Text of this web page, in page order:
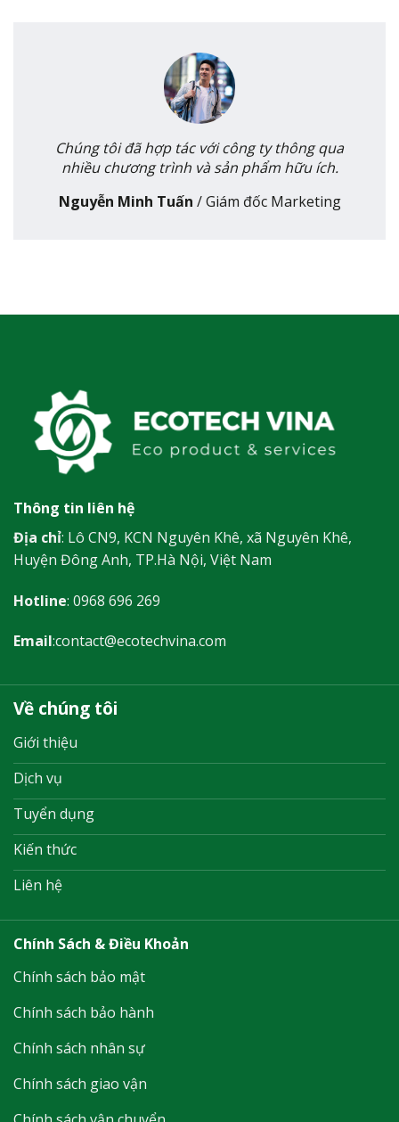
Chúng tôi đã hợp tác với công ty thông qua
nhiều chương trình và sản phẩm hữu ích.
Nguyễn Minh Tuấn /Giám đốc Marketing
Thông tin liên hệ
Địa chỉ: Lô CN9, KCN Nguyên Khê, xã Nguyên Khê,
Huyện Đông Anh, TP.Hà Nội, Việt Nam
Hotline: 0968 696 269
Email:contact@ecotechvina.com
Về chúng tôi
Giới thiệu
Dịch vụ
Tuyển dụng
Kiến thức
Liên hệ
Chính Sách & Điều Khoản
Chính sách bảo mật
Chính sách bảo hành
Chính sách nhân sự
Chính sách giao vận